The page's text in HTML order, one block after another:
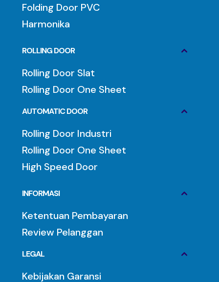
Folding Door PVC
Harmonika
ROLLING DOOR
Rolling Door Slat
Rolling Door One Sheet
AUTOMATIC DOOR
Rolling Door Industri
Rolling Door One Sheet
High Speed Door
INFORMASI
Ketentuan Pembayaran
Review Pelanggan
LEGAL
Kebijakan Garansi